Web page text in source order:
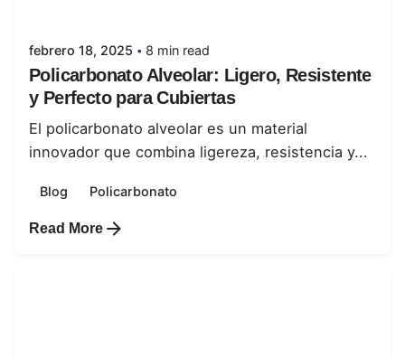
febrero 18, 2025 8 min read
Policarbonato Alveolar: Ligero, Resistente
y Perfecto para Cubiertas
El policarbonato alveolar es un material
innovador que combina ligereza, resistencia y...
Blog Policarbonato
Read More